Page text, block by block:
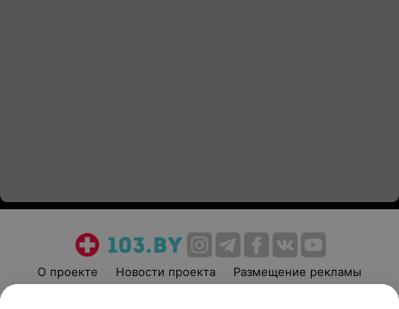
О проекте Новости проекта
Размещение рекламы